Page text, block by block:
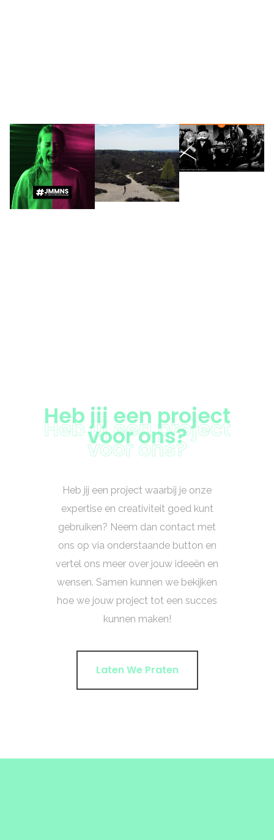
Heb jij een project
voor ons?
Heb jij een project
voor ons?
Heb jij een project waarbij je onze
expertise en creativiteit goed kunt
gebruiken? Neem dan contact met
ons op via onderstaande button en
vertel ons meer over jouw ideeën en
wensen. Samen kunnen we bekijken
hoe we jouw project tot een succes
kunnen maken!
Laten We Praten